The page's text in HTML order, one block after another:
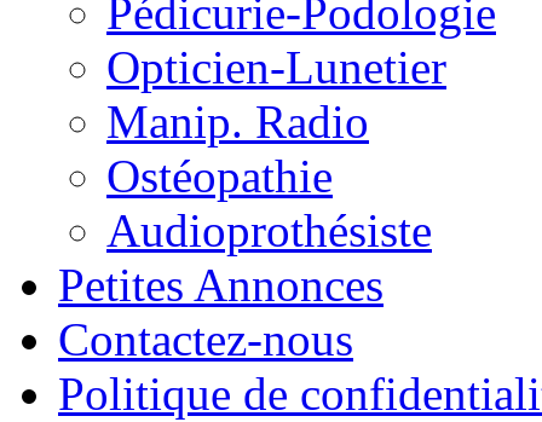
Pédicurie-Podologie
Opticien-Lunetier
Manip. Radio
Ostéopathie
Audioprothésiste
Petites Annonces
Contactez-nous
Politique de